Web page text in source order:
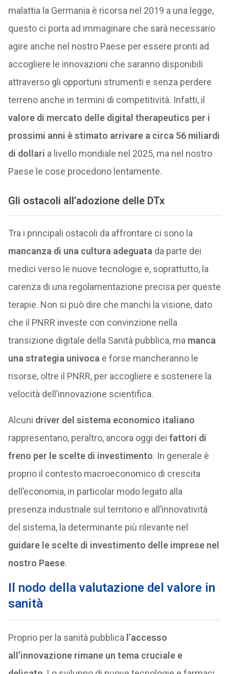
malattia la Germania è ricorsa nel 2019 a una legge,
questo ci porta ad immaginare che sarà necessario
agire anche nel nostro Paese per essere pronti ad
accogliere le innovazioni che saranno disponibili
attraverso gli opportuni strumenti e senza perdere
terreno anche in termini di competitività. Infatti, il
valore di mercato delle digital therapeutics per i
prossimi anni è stimato arrivare a circa 56 miliardi
di dollari a livello mondiale nel 2025, ma nel nostro
Paese le cose procedono lentamente.
Gli ostacoli all’adozione delle DTx
Tra i principali ostacoli da affrontare ci sono la
mancanza di una cultura adeguata da parte dei
medici verso le nuove tecnologie e, soprattutto, la
carenza di una regolamentazione precisa per queste
terapie. Non si può dire che manchi la visione, dato
che il PNRR investe con convinzione nella
transizione digitale della Sanità pubblica, ma manca
una strategia univoca e forse mancheranno le
risorse, oltre il PNRR, per accogliere e sostenere la
velocità dell’innovazione scientifica.
Alcuni driver del sistema economico italiano
rappresentano, peraltro, ancora oggi dei fattori di
freno per le scelte di investimento. In generale è
proprio il contesto macroeconomico di crescita
dell’economia, in particolar modo legato alla
presenza industriale sul territorio e all’innovatività
del sistema, la determinante più rilevante nel
guidare le scelte di investimento delle imprese nel
nostro Paese.
Il nodo dell a valutazione del valore in
sanità
Proprio per la sanità pubblica l’accesso
all’innovazione rimane un tema cruciale e